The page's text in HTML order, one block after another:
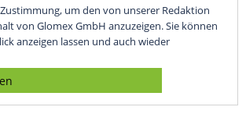
um den von unserer Redaktion
von Glomex GmbH anzuzeigen. Sie können
anzeigen lassen und auch wieder